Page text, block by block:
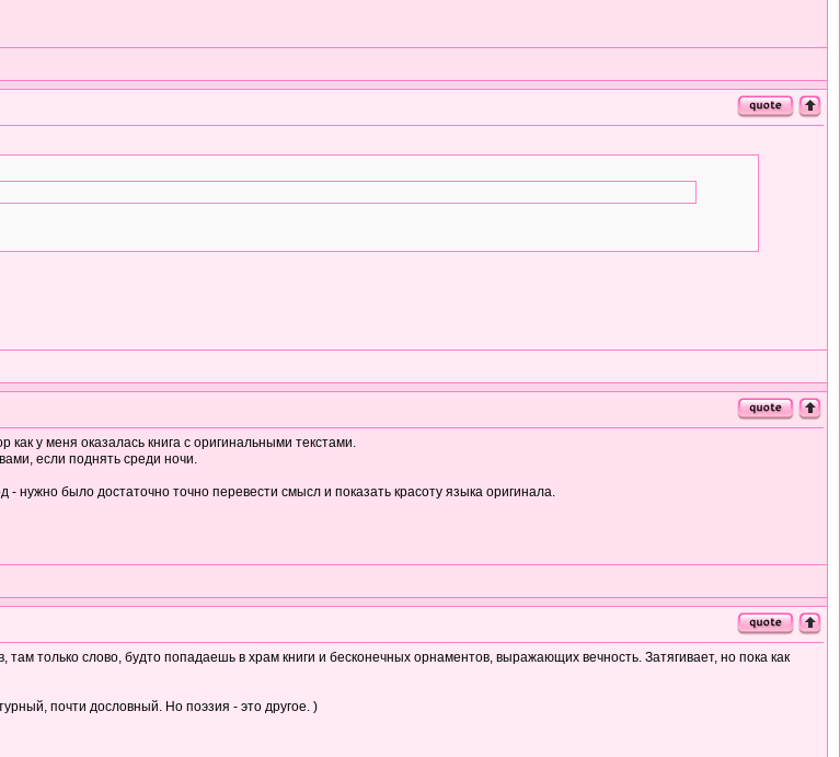
у меня оказалась книга с оригинальными текстами.
если поднять среди ночи.
нужно было достаточно точно перевести смысл и показать красоту языка оригинала.
только слово, будто попадаешь в храм книги и бесконечных орнаментов, выражающих вечность. Затягивает, но пока как
почти дословный. Но поэзия - это другое. )